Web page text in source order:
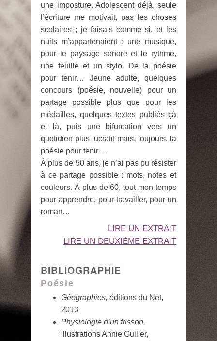
une imposture. Adolescent déjà, seule
l’écriture me motivait, pas les choses
scolaires ; je faisais comme si, et les
nuits m’appartenaient : une musique,
pour le paysage sonore et le rythme,
une feuille et un stylo. De la poésie
pour tenir… Jeune adulte, quelques
concours (poésie, nouvelle) pour un
partage possible plus que pour les
médailles, quelques textes publiés çà
et là, puis une bifurcation vers un
quotidien plus lucratif mais, toujours, la
poésie pour tenir…
À plus de 50 ans, je n’ai pas pu résister
à ce partage possible : mots, notes et
couleurs. À plus de 60, tout mon temps
pour apprendre, pour travailler, pour un
roman…
LIRE UN EXTRAIT
LIRE UN DEUXIÈME EXTRAIT
BIBLIOGRAPHIE
Poésie
Géographies, éditions du Net,
2013
Physiologie d’un frisson,
illustrations Annie Guiller,